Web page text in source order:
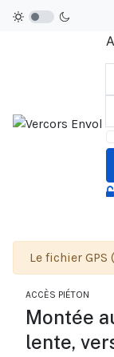
Alerte
Le fichier
ACCÈS PIÉTON
Montée
lente,